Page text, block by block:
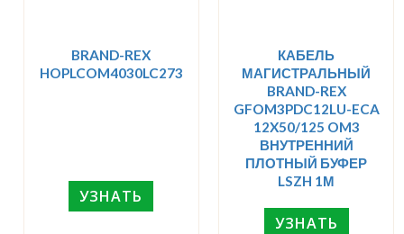
BRAND-REX
HOPLCOM4030LC273
УЗНАТЬ
КАБЕЛЬ
МАГИСТРАЛЬНЫЙ
BRAND-REX
GFOM3PDC12LU-ECA
12X50/125 OM3
ВНУТРЕННИЙ
ПЛОТНЫЙ БУФЕР
LSZH 1М
УЗНАТЬ